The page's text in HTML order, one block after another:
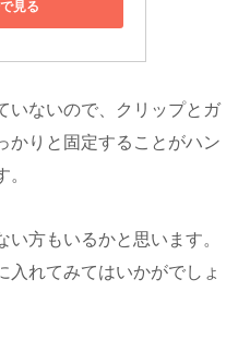
見る
いないので、クリップとガ
かりと固定することがハン
方もいるかと思います。
入れてみてはいかがでしょ